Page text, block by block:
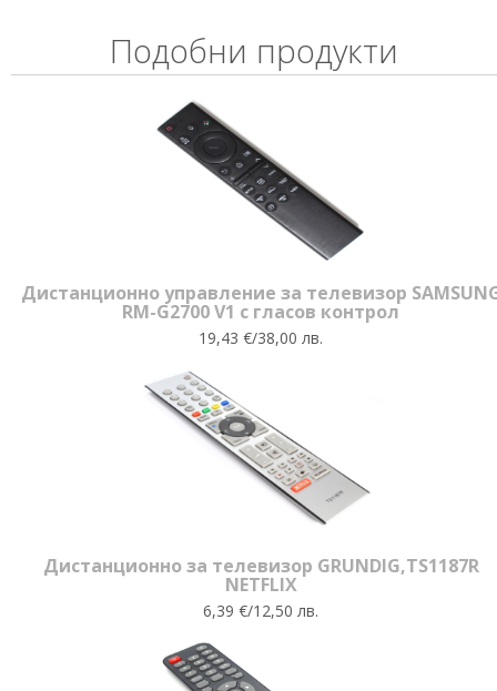
Подобни продукти
Дистанционно управление за телевизор
RM-G2700 V1 с гласов контрол
19,43 €/38,00 лв.
Дистанционно за телевизор GRUNDIG,TS1187R
NETFLIX
6,39 €/12,50 лв.